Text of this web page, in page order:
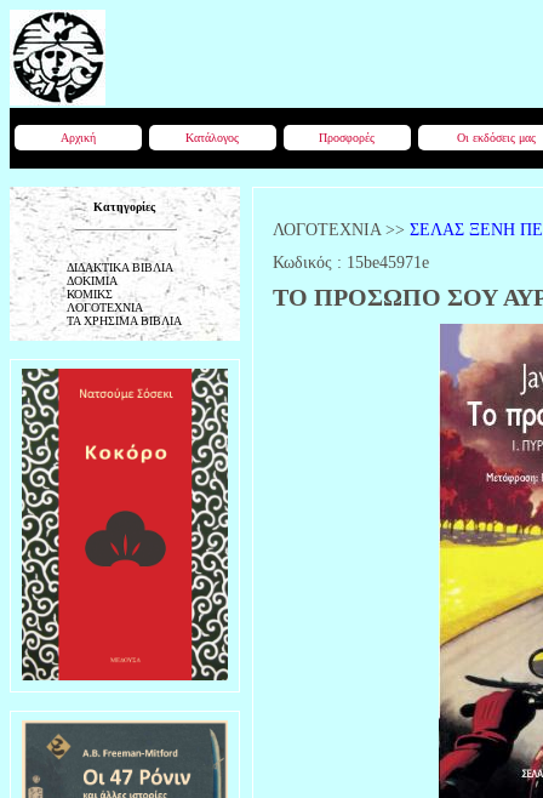
Αρχική Κατάλογος Προσφορές Οι εκδόσεις μας
Κατηγορίες
ΔΙΔΑΚΤΙΚΑ ΒΙΒΛΙΑ
ΔΟΚΙΜΙΑ
ΚΟΜΙΚΣ
ΛΟΓΟΤΕΧΝΙΑ
ΤΑ ΧΡΗΣΙΜΑ ΒΙΒΛΙΑ
ΛΟΓΟΤΕΧΝΙΑ >> ΣΕΛΑΣ ΞΕΝΗ
Κωδικός : 15be45971e
ΤΟ ΠΡΟΣΩΠΟ ΣΟΥ